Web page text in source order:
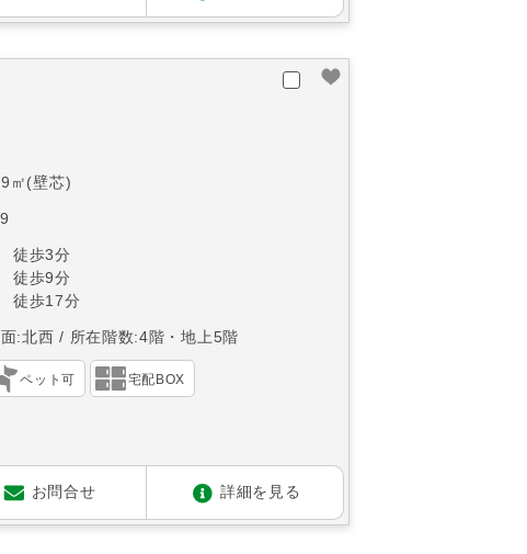
㎡(壁芯)
徒歩3分
徒歩9分
徒歩17分
:北西 所在階数:4階・地上5階
ペット可 宅配BOX
お問合せ 詳細を見る